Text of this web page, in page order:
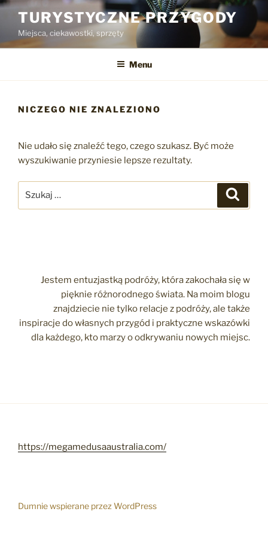
Przejdź
treści
TURYSTYCZNE PRZYGODY
Miejsca, ciekawostki, sprzęty
Menu
NICZEGO NIE ZNALEZIONO
Nie udało się znaleźć tego, czego szukasz. Być może
wyszukiwanie przyniesie lepsze rezultaty.
Jestem entuzjastką podróży, która zakochała się w
pięknie różnorodnego świata. Na moim blogu
znajdziecie nie tylko relacje z podróży, ale także
inspiracje do własnych przygód i praktyczne wskazówki
dla każdego, kto marzy o odkrywaniu nowych miejsc.
https://megamedusaaustralia.com/
Dumnie wspierane przez WordPress